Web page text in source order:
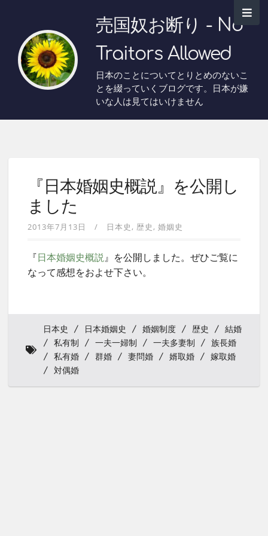
売国奴お断り - No
Traitors Allowed
日本のことについてとりとめのないこ
とを綴っていくブログです。日本が嫌
いな人は見てはいけません
『日本婚姻史概説』を公開し
ました
2013年7月13日 日本史 歴史 婚姻史
『日本婚姻史概説』を公開しました。ぜひご覧に
なって感想をおよせ下さい。
日本史 日本婚姻史 婚姻制度 歴史
結婚
私有制
一夫一婦制 一夫多妻制
族長婚
私有婚
群婚 妻問婚 婿取婚
嫁取婚
対偶婚